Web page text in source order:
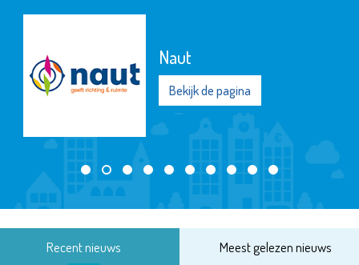
Naut
Bekijk de pagina
Recent nieuws Meest gelezen nieuws